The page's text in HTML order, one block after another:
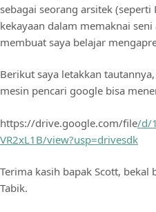
sebagai seorang arsitek
kekayaan dalam memaknai
membuat saya belajar
Berikut saya letakkan
mesin pencari google bisa
https://drive.google.com/file/d/
VR2xL1B/view?usp=drivesdk
Terima kasih bapak Scott, bekal
Tabik.